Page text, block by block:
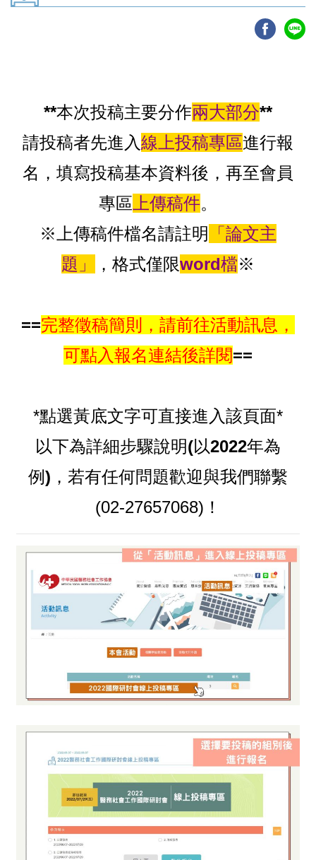
**本次投稿主要分作兩大部分**
請投稿者先進入線上投稿專區進行報
名，填寫投稿基本資料後，再至會員
專區 上傳稿件。
※上傳稿件檔名請註明
「論文主
題」
，格式僅限word檔※
==完整徵稿簡則，請前往活動訊息，
可點入報名連結後詳閱==
*點選黃底文字可直接進入該頁面*
以下為詳細步驟說明(以2022年為
例) ，若有任何問題歡迎與我們聯繫
(02-27657068)！